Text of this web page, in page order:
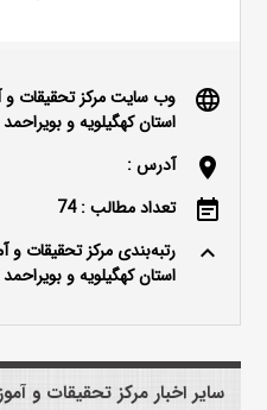
language
وب سایت مرکز تحقیقات
استان کهگیلویه و بویراحمد
location_on آدرس :
event_note تعداد مطالب : 74
keyboard_arrow_up
رتبه‌بندی مرکز تحقیقات
استان کهگیلویه و بویراحمد
سایر اخبار مرکز تحقیقات و